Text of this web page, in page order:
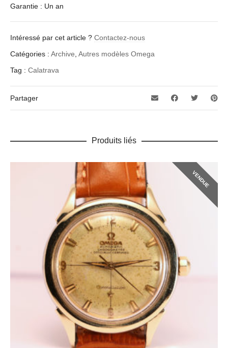
Garantie : Un an
Intéressé par cet article ? Contactez-nous
Catégories : Archive, Autres modèles Omega
Tag : Calatrava
Partager
Produits liés
VENDUE